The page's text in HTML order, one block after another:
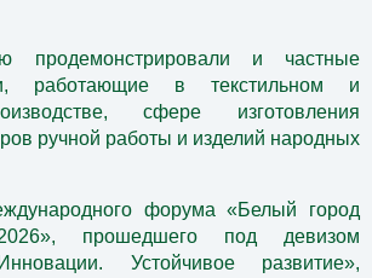
продемонстрировали и частные
работающие в текстильном и
сфере изготовления
ручной работы и изделий народных
форума «Белый город
прошедшего под девизом
Устойчивое развитие»,